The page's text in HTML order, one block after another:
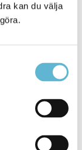
kan du välja